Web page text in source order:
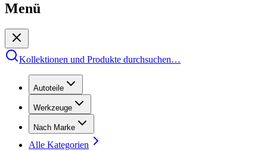
Menü
Kollektionen und Produkte durchsuchen…
Autoteile
Werkzeuge
Nach Marke
Alle Kategorien